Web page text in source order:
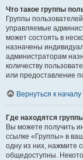
Что такое группы
Группы
управляемые
может состоять в
назначены
администраторам
количеству
или предоставление
Вернуться к началу
Где находятся
Вы можете получить
ссылке «Группы» в
одну из них, нажмите
общедоступны.